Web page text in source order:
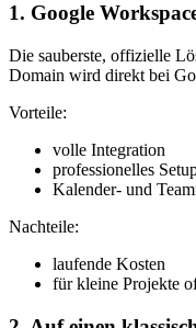
1. Google
Die sauberste, offizielle
Domain wird direkt bei
Vorteile:
volle Integration
professionelles
Kalender- und
Nachteile:
laufende Kosten
für kleine Projekte